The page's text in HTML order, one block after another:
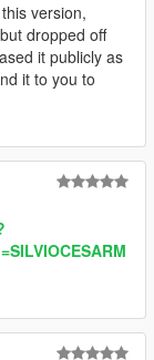
version,
dropped off
it publicly as
it to you to